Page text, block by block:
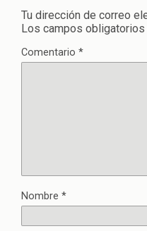
Tu dirección de correo
Los campos
Comentario *
Nombre *